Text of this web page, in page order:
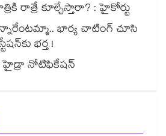
రాత్రే కూల్చేస్తారా? : హైకోర్టు
భార్య చాటింగ్ చూసి
భర్త !
హైడ్రా నోటిఫికేషన్